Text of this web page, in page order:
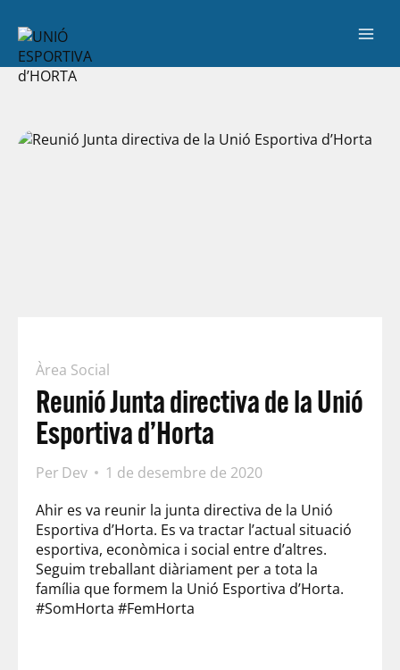
Àrea Social
Reunió Junta directiva de la Unió
Esportiva d’Horta
Per Dev
1 de desembre de 2020
Ahir es va reunir la junta directiva de la Unió
Esportiva d’Horta. Es va tractar l’actual situació
esportiva, econòmica i social entre d’altres.
Seguim treballant diàriament per a tota la
família que formem la Unió Esportiva d’Horta.
#SomHorta #FemHorta